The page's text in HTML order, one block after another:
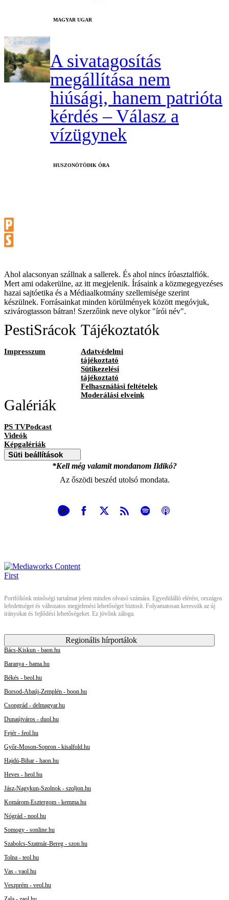
MAGYAR UGAR
A sivatagosítás
megállítása nem
hiúsági, hanem patrióta
kérdés – Válasz a
vízügynek
HUSZONÖTÖDIK ÓRA
Ahol alacsonyan szállnak a sallerek. És ahol nincs íróasztalfiók.
Mert ami odakerülne, az itt megjelenik. Írásaink a közmegegyezéses
hazai sajtóetika és a Médiaalkotmány szellemisége szerint
készülnek. Forrásainkat minden körülmények között megóvjuk,
szivárogtasson bátran! Szerzőink neve olykor "írói név".
PestiSrácok
Impresszum
Tájékoztatók
Adatvédelmi
tájékoztató
Sütikezelési
tájékoztató
Felhasználási feltételek
Moderálási elveink
Galériák
PS TVPodcast
Videók
Képgalériák
Süti beállítások
*Kell még valamit mondanom Ildikó?
Az őszödi beszéd utolsó mondata.
Portfóliónk minőségi tartalmat jelent minden olvasó számára. Egyedülálló elérést, országos
lefedettséget és változatos megjelenési lehetőséget biztosít. Folyamatosan keressük az új
irányokat és fejlődési lehetőségeket. Ez jövőnk záloga.
Regionális hírportálok
Bács-Kiskun - baon.hu
Baranya - bama.hu
Békés - beol.hu
Borsod-Abaúj-Zemplén - boon.hu
Csongrád - delmagyar.hu
Dunaújváros - duol.hu
Fejér - feol.hu
Győr-Moson-Sopron - kisalfold.hu
Hajdú-Bihar - haon.hu
Heves - heol.hu
Jász-Nagykun-Szolnok - szoljon.hu
Komárom-Esztergom - kemma.hu
Nógrád - nool.hu
Somogy - sonline.hu
Szabolcs-Szatmár-Bereg - szon.hu
Tolna - teol.hu
Vas - vaol.hu
Veszprém - veol.hu